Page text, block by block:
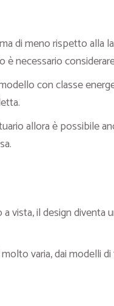
di meno rispetto alla
è necessario
con classe
allora è possibile
vista, il design
varia, dai modelli